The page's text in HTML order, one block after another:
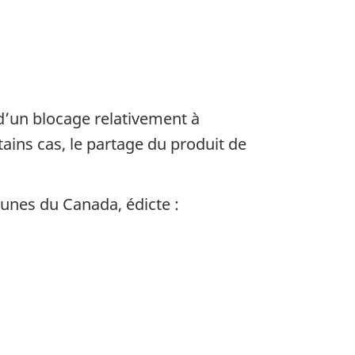
blocage relativement à
cas, le partage du produit de
du Canada, édicte :